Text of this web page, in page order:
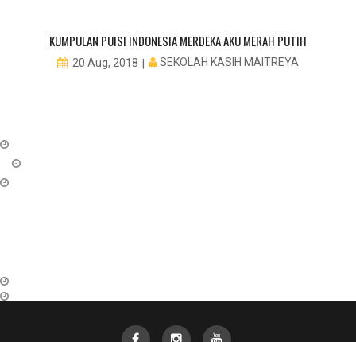
KUMPULAN PUISI INDONESIA MERDEKA AKU MERAH PUTIH
20 Aug, 2018 SEKOLAH KASIH MAITREYA